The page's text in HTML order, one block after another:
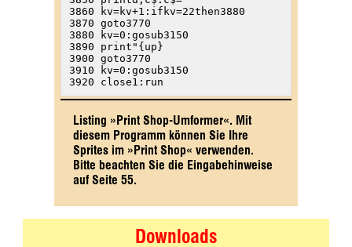
Listing »Print Shop-Umformer«. Mit
diesem Programm können Sie Ihre
Sprites im »Print Shop« verwenden.
Bitte beachten Sie die Eingabehinweise
auf Seite 55.